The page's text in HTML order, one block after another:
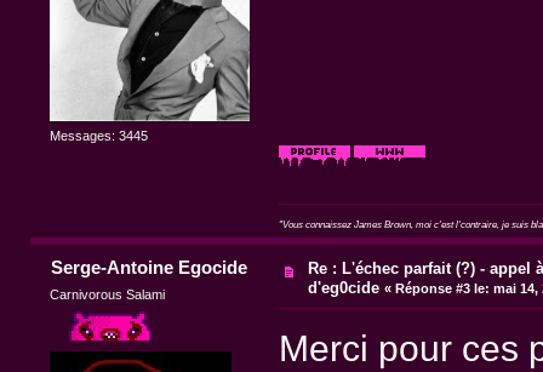
Messages: 3445
"Vous connaissez James Brown, moi c'est l'contraire, je suis
Serge-Antoine Egocide
Carnivorous Salami
Re : L'échec parfait (?) - appel
d'eg0cide «Réponse #3 le: mai 14,
Merci pour ces